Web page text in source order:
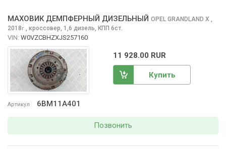
Артикул 6BM11A401
МАХОВИК ДЕМПФЕРНЫЙ ДИЗЕЛЬНЫЙ OPEL GRANDLAND X ,
2018г., кроссовер, 1,6 дизель, КПП 6ст.
VIN: W0VZCBHZXJS257160
11 928.00 RUR
Купить
Позвонить